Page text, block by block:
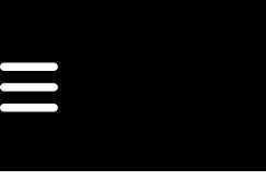
ORDRE DES
ARCHITECTES